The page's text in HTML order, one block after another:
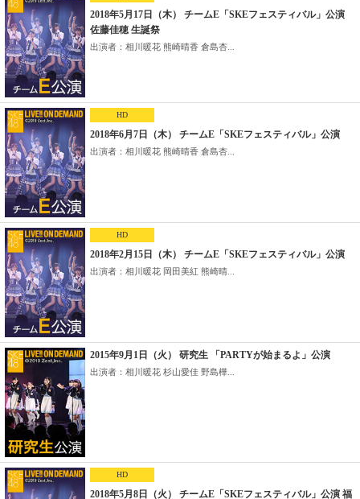
2018年5月17日（木） チームE「SKEフェスティバル」公演
佐藤佳穂 生誕祭
出演者：相川暖花 熊崎晴香 倉島杏...
HD
2018年6月7日（木） チームE「SKEフェスティバル」公演
出演者：相川暖花 熊崎晴香 倉島杏...
HD
2018年2月15日（木） チームE「SKEフェスティバル」公演
出演者：相川暖花 岡田美紅 熊崎晴...
2015年9月1日（火） 研究生 「PARTYが始まるよ」公演
出演者：相川暖花 杉山愛佳 野島樺...
HD
2018年5月8日（火） チームE「SKEフェスティバル」公演 福